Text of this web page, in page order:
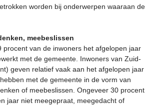
worden bij onderwerpen waaraan de
meebeslissen
procent van de inwoners het afgelopen jaar
met de gemeente. Inwoners van Zuid-
geven relatief vaak aan het afgelopen jaar
met de gemeente in de vorm van
of meebeslissen. Ongeveer 30 procent
jaar niet meegepraat, meegedacht of